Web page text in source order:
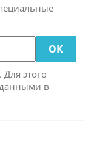
этого
в